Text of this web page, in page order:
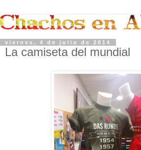
viernes, 4 de julio de 2014
La camiseta del mundial